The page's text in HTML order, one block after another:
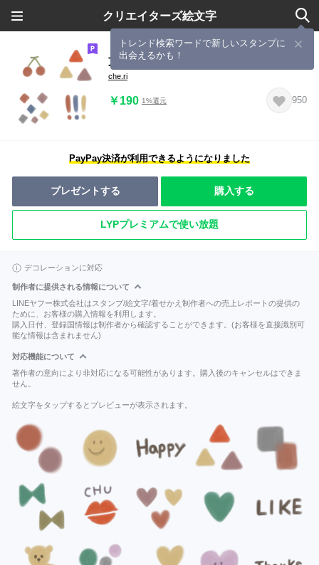
クリエイターズ絵文字
トレンド検索ワードで新しいスタンプに
出会えるかも！
文末に大人かわいいくすみ絵文字
che.ri
￥190 1%還元 950
PayPay決済が利用できるようになりました
プレゼントする 購入する
LYPプレミアムで使い放題
デコレーションに対応
制作者に提供される情報について
LINEヤフー株式会社はスタンプ/絵文字/着せかえ制作者への売上レポートの提供の
ために、お客様の購入情報を利用します。
購入日付、登録国情報は制作者から確認することができます。(お客様を直接識別可
能な情報は含まれません)
対応機能について
著作者の意向により非対応になる可能性があります。購入後のキャンセルはできま
せん。
絵文字をタップするとプレビューが表示されます。